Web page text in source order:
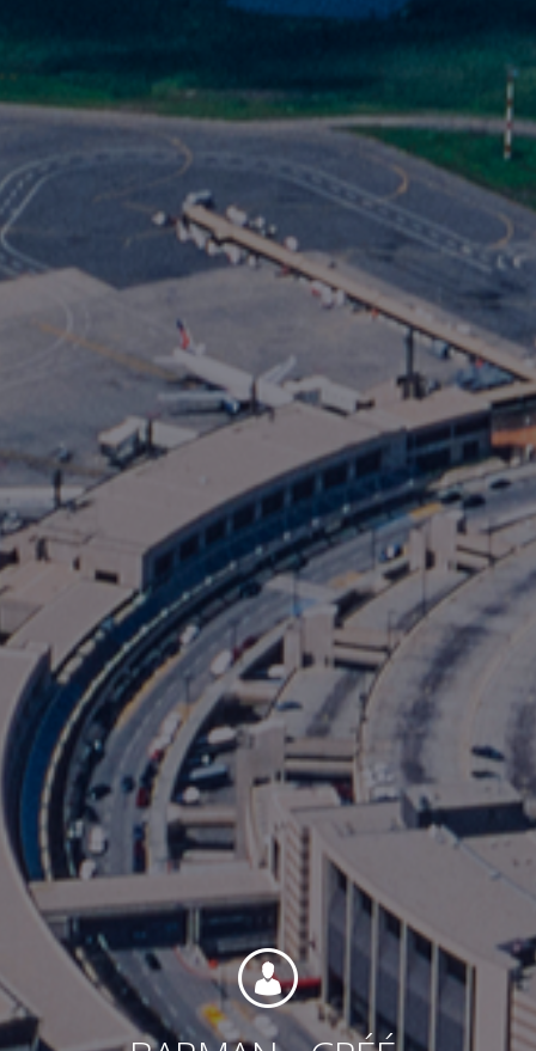
Fondation
Durabilité
Contact
Personnel
Amérique du Nord